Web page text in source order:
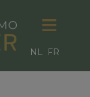
NL FR